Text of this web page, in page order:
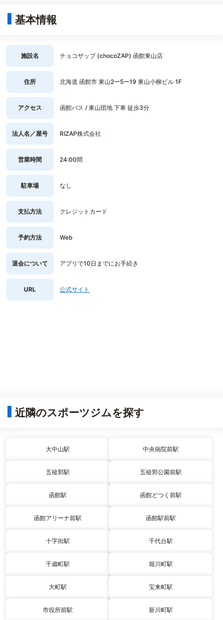
基本情報
施設名 チョコザップ (chocoZAP) 函館東山店
住所 北海道 函館市 東山2ー5ー19 東山小柳ビル 1F
アクセス 函館バス / 東山団地 下車 徒歩3分
法人名／屋号 RIZAP株式会社
営業時間 24:00間
駐車場 なし
支払方法 クレジットカード
予約方法 Web
退会について アプリで10日までにお手続き
URL 公式サイト
近隣のスポーツジムを探す
大中山駅 中央病院前駅
五稜郭駅 五稜郭公園前駅
函館駅 函館どつく前駅
函館アリーナ前駅 函館駅前駅
十字街駅 千代台駅
千歳町駅 堀川町駅
大町駅 宝来町駅
市役所前駅 新川町駅